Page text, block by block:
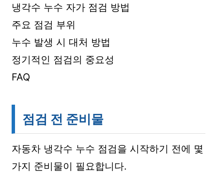
냉각수 누수 자가 점검 방법
주요 점검 부위
누수 발생 시 대처 방법
정기적인 점검의 중요성
FAQ
점검 전 준비물
자동차 냉각수 누수 점검을 시작하기 전에 몇
가지 준비물이 필요합니다.